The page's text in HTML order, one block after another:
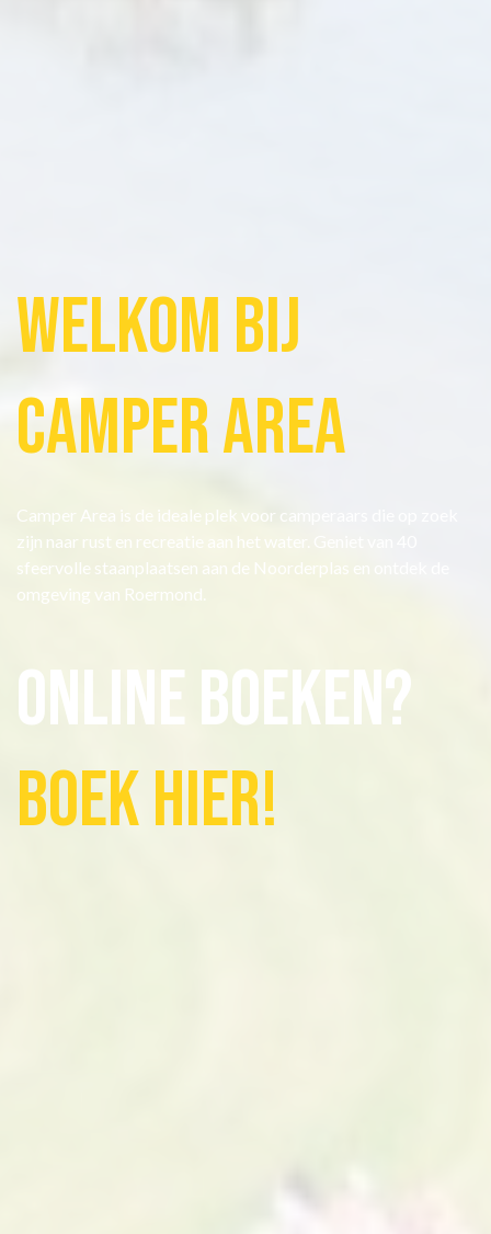
Welkom bij
Camper Area
Camper Area is de ideale plek voor camperaars die op zoek
zijn naar rust en recreatie aan het water. Geniet van 40
sfeervolle staanplaatsen aan de Noorderplas en ontdek de
omgeving van Roermond.
Online Boeken?
Boek hier!